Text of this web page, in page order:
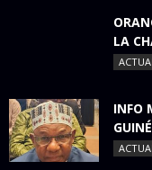
LA
INFO